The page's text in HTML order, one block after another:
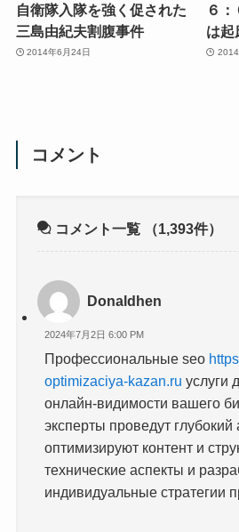
自衛隊入隊を強く促された
三島由紀夫割腹事件
2014年6月24日
６
は起
コメント
コメント一覧 （1,393件）
Donaldhen
2024年7月2日 6:00 PM
Профессиональные seo
optimizaciya-kazan.ru услуги
онлайн-видимости вашего
эксперты проведут глубокий
оптимизируют контент и
технические аспекты и
индивидуальные стратегии